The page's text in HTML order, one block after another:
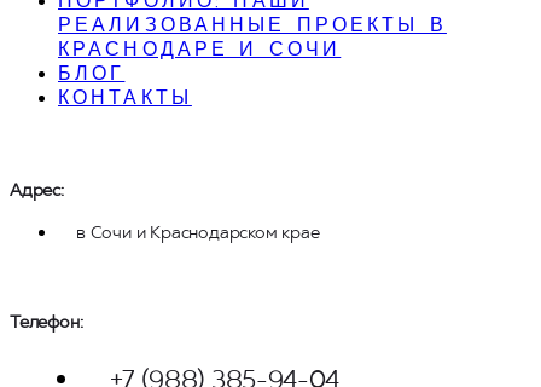
РЕАЛИЗОВАННЫЕ ПРОЕКТЫ В
КРАСНОДАРЕ И СОЧИ
БЛОГ
КОНТАКТЫ
Адрес:
в Сочи и Краснодарском крае
Телефон: